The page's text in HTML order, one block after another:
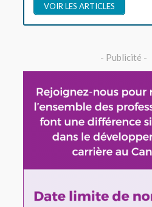
VOIR LES ARTICLES
- Publicité -